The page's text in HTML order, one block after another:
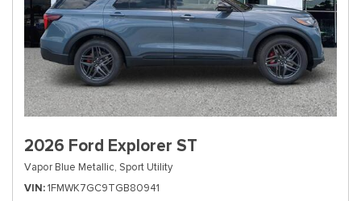
2026 Ford Explorer ST
Vapor Blue Metallic, Sport Utility
VIN 1FMWK7GC9TGB80941